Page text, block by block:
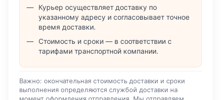
Курьер осуществляет доставку по
указанному адресу и согласовывает точное
время доставки.
Стоимость и сроки — в соответствии с
тарифами транспортной компании.
Важно: окончательная стоимость доставки и сроки
выполнения определяются службой доставки на